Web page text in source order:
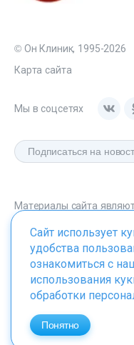
© Он Клиник, 1995-2026
Карта сайта
Мы в соцсетях
Материалы сайта
onclinic.ru запрещено в
ИМЕЮТСЯ
ПРОКОНСУЛЬТИРОВАТЬСЯ
Сайт использует
удобства
ознакомиться с
использования
обработки
Понятно